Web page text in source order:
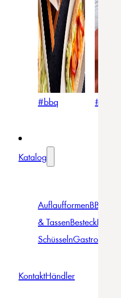
#bbq #blumig
Katalog
AuflaufformenBBQ
& TassenBesteckBowls &
SchüsselnGastro
KontaktHändler